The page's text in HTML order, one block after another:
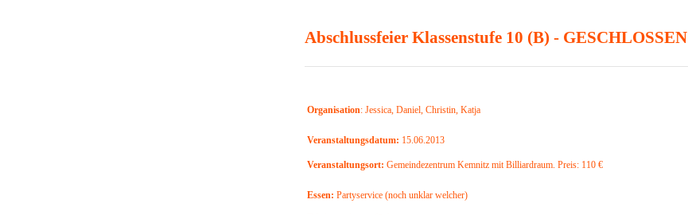
Abschlussfeier Klassenstufe 10 (B) - GESCHLOSSEN
Organisation: Jessica, Daniel, Christin, Katja
Veranstaltungsdatum: 15.06.2013
Veranstaltungsort: Gemeindezentrum Kemnitz mit Billiardraum. Preis: 110 €
Essen: Partyservice (noch unklar welcher)